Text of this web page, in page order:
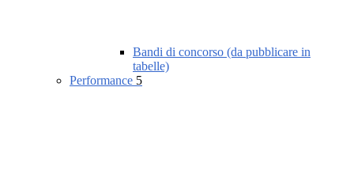
Bandi di concorso (da pubblicare in
tabelle)
Performance 5